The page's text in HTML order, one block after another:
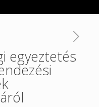
egyeztetés